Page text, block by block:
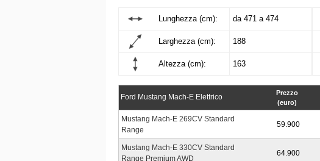
Lunghezza (cm): da 471 a 474
Larghezza (cm): 188
Altezza (cm): 163
Ford Mustang Mach-E Elettrico
Prezzo
(euro)
Mustang Mach-E 269CV Standard
Range
59.900
Mustang Mach-E 330CV Standard
Range Premium AWD
64.900